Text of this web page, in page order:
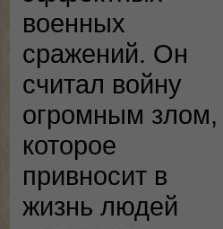
военных
сражений. Он
считал войну
огромным злом,
которое
привносит в
жизнь людей